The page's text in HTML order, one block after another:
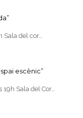
Sala del cor…
escènic”
Sala del Cor…